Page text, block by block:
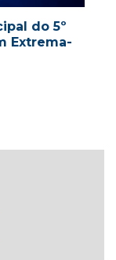
do 5º
Extrema-